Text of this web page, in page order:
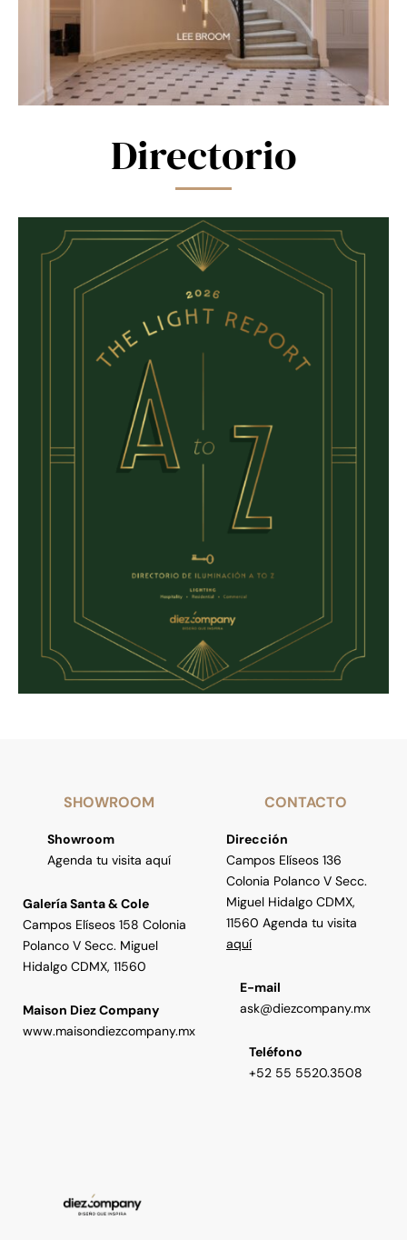
Directorio
SHOWROOM
Showroom
Agenda tu visita aquí
Galería Santa & Cole
Campos Elíseos 158 Colonia
Polanco V Secc. Miguel
Hidalgo CDMX, 11560
Maison Diez Company
www.maisondiezcompany.mx
CONTACTO
Dirección
Campos Elíseos 136
Colonia Polanco V Secc.
Miguel Hidalgo CDMX,
11560 Agenda tu visita
aquí
E-mail
ask@diezcompany.mx
Teléfono
+52 55 5520.3508